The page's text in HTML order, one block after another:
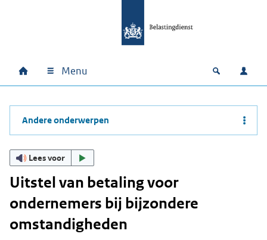
Hoofdnavigatie
Home Menu Open
Andere onderwerpen
Lees voor
Uitstel van betaling voor
ondernemers bij bijzondere
omstandigheden